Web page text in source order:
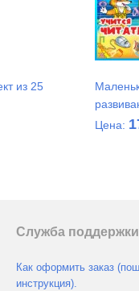
из 25
Цена:
Служба поддержки
Как оформить заказ
инструкция).